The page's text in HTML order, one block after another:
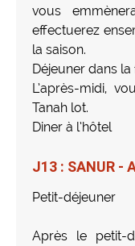
vous
effectuerez
la saison.
Déjeuner dans la
L’après-midi,
Tanah lot.
Diner à l’hôtel
J13 : SANUR -
Petit-déjeuner
Après le petit-